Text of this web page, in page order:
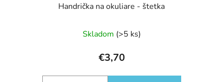
Handrička na okuliare - štetka
Skladom (>5 ks)
€3,70